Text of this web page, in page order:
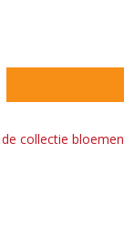
collectie bloemen